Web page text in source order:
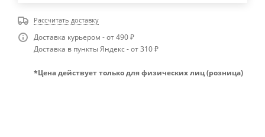
Рассчитать доставку
Доставка курьером - от 490 ₽
Доставка в пункты Яндекс - от 310 ₽
*Цена действует только для физических лиц (розница)